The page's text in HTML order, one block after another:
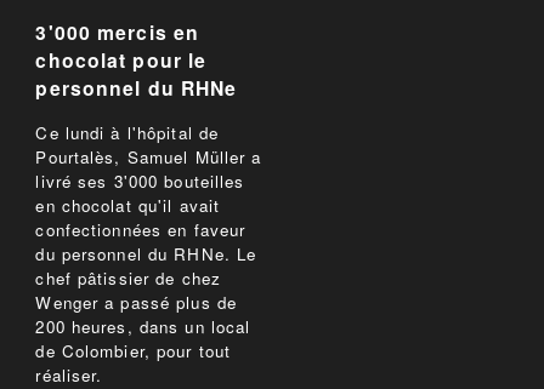
3'000 mercis en
chocolat pour le
personnel du RHNe
Ce lundi à l'hôpital de
Pourtalès, Samuel Müller a
livré ses 3'000 bouteilles
en chocolat qu'il avait
confectionnées en faveur
du personnel du RHNe. Le
chef pâtissier de chez
Wenger a passé plus de
200 heures, dans un local
de Colombier, pour tout
réaliser.